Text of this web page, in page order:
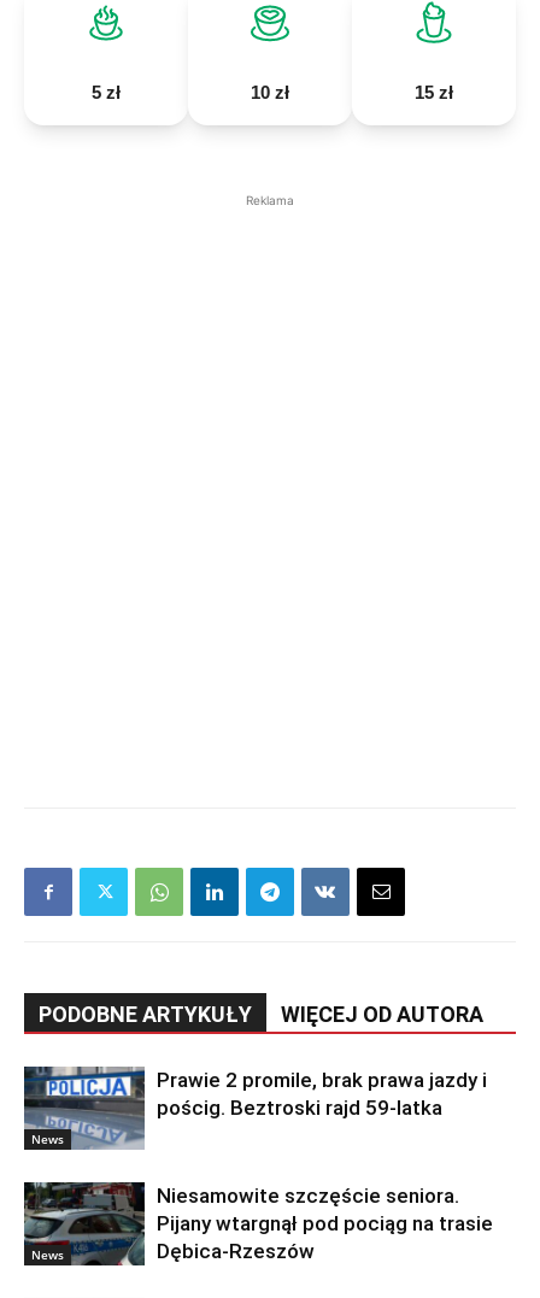
5 zł 10 zł 15 zł
Reklama
PODOBNE ARTYKUŁY WIĘCEJ OD AUTORA
News
Prawie 2 promile, brak prawa jazdy i
pościg. Beztroski rajd 59-latka
News
Niesamowite szczęście seniora.
Pijany wtargnął pod pociąg na trasie
Dębica-Rzeszów